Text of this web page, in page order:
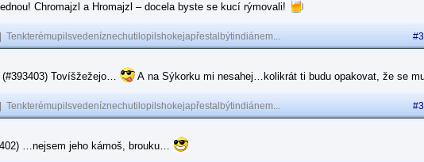
Chromajzl a Hromajzl – docela byste se kucí rýmovali!
Tenkterémupilsvedeníznechutilopilshokejapřestalbýtindiánem...
(#393403) Tovíšžežejo… A na Sýkorku mi nesahej…kolikrát ti budu opakovat, že se
Tenkterémupilsvedeníznechutilopilshokejapřestalbýtindiánem...
…nejsem jeho kámoš, brouku…